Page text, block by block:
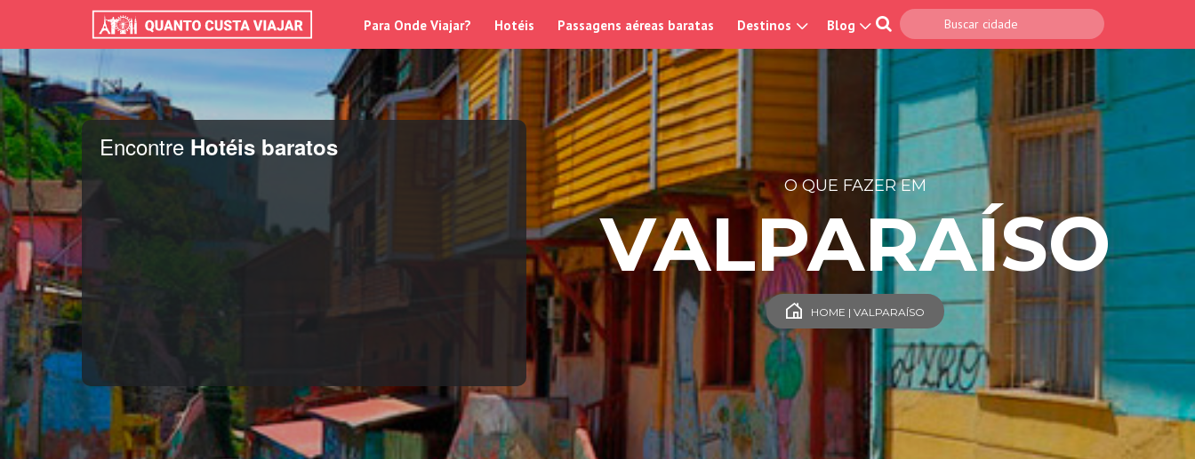
Para Onde Viajar? Hotéis Passagens aéreas baratas Destinos Blog
EncontreHotéis baratos
O QUE FAZER EM
VALPARAÍSO
HOME | VALPARAÍSO